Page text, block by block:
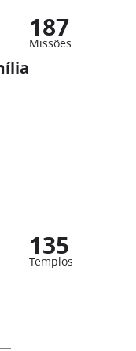
187
Missões
135
Templos